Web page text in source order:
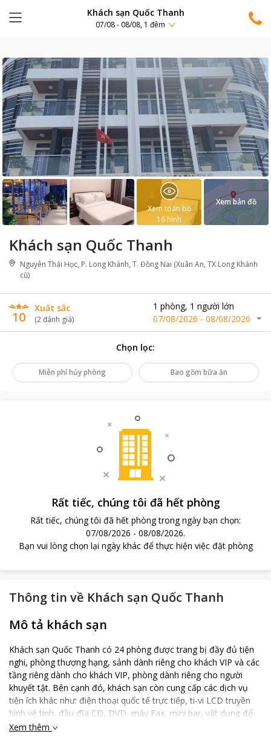
Khách sạn Quốc Thanh
07/08 - 08/08, 1 đêm
Khách sạn Quốc Thanh
Nguyễn Thái Học, P. Long Khánh, T. Đồng Nai (Xuân An, TX Long Khánh
cũ)
10
Xuất sắc
(2đánh giá)
1 phòng, 1 người lớn
07/08/2026 - 08/08/2026
Xem toàn bộ
16 hình
Xem bản đồ
Chọn lọc:
Miễn phí hủy phòng Bao gồm bữa ăn
Rất tiếc, chúng tôi đã hết phòng
Rất tiếc, chúng tôi đã hết phòng trong ngày bạn chọn:
07/08/2026 - 08/08/2026.
Bạn vui lòng chọn lại ngày khác để thực hiện việc đặt phòng
Thông tin về Khách sạn Quốc Thanh
Mô tả khách sạn
Khách sạn Quốc Thanh có 24 phòng được trang bị đầy đủ tiện
nghi, phòng thượng hạng, sảnh dành riêng cho khách VIP và các
tầng riêng dành cho khách VIP, phòng dành riêng cho người
khuyết tật. Bên cạnh đó, khách sạn còn cung cấp các dịch vụ
tiện ích khác như: điện thoại quốc tế trực tiếp, ti-vi LCD truyền
hình vệ tinh, đầu đĩa CD, DVD, máy Fax, mini bar, vật dụng để
pha trà và cafe và két sắt riêng tại phòng.
Xem thêm